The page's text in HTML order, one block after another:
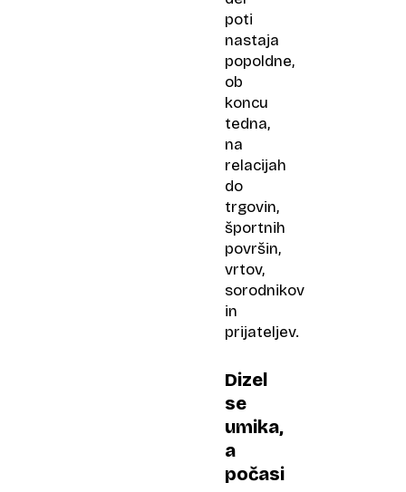
poti
nastaja
popoldne,
ob
koncu
tedna,
na
relacijah
do
trgovin,
športnih
površin,
vrtov,
sorodnikov
in
prijateljev.
Dizel
se
umika,
a
počasi